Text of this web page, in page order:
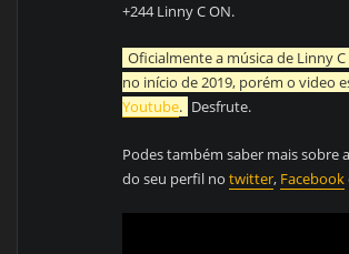
+244 Linny C ON.
Oficialmente a música de Linny
no início de 2019, porém o video
Youtube. Desfrute.
Podes também saber mais sobre
do seu perfil notwitter, Facebook